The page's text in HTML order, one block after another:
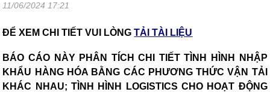
11/06/2024 17:21
ĐỂ XEM CHI TIẾT VUI LÒNGTẢI TÀI LIỆU
BÁO CÁO NÀY PHÂN TÍCH CHI TIẾT TÌNH HÌNH NHẬP
KHẨU HÀNG HÓA BẰNG CÁC PHƯƠNG THỨC VẬN TẢI
KHÁC NHAU; TÌNH HÌNH LOGISTICS CHO HOẠT ĐỘNG